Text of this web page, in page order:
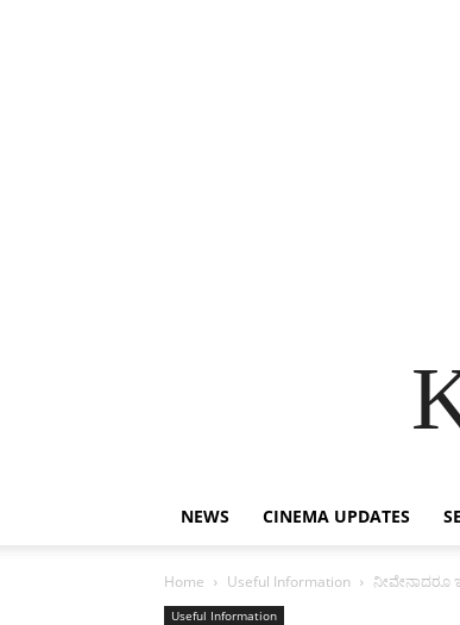
NEWS CINEMA UPDATES
Home Useful Information ನೀವೇನಾದರೂ
Useful Information